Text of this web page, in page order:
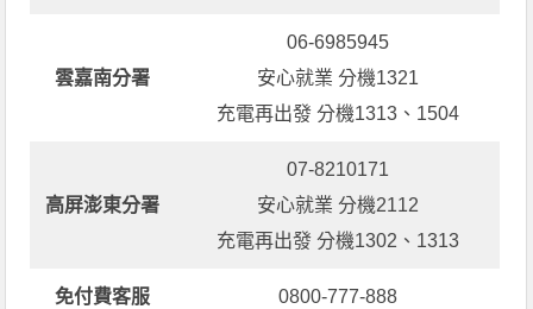
雲嘉南分署
06-6985945
安心就業 分機1321
充電再出發 分機1313、1504
高屏澎東分署
07-8210171
安心就業 分機2112
充電再出發 分機1302、1313
免付費客服 0800-777-888